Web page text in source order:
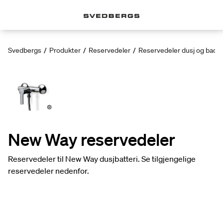
Svedbergs / Produkter / Reservedeler / Reservedeler dusj og
New Way reservedeler
Reservedeler til New Way dusjbatteri. Se tilgjengelige
reservedeler nedenfor.